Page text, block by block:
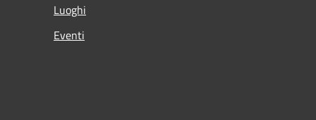
Luoghi
Eventi